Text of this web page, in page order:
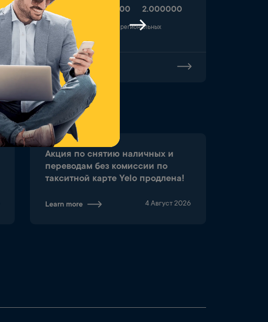
EUR
1.930000
2.000000
Курсы могут отличаться в региональных
филиалах
Все курсы валют
Акция по снятию наличных и
переводам без комиссии по
такситной карте Yelo продлена!
Learn more 4 Август 2026